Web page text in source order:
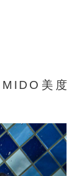
MIDO 美度